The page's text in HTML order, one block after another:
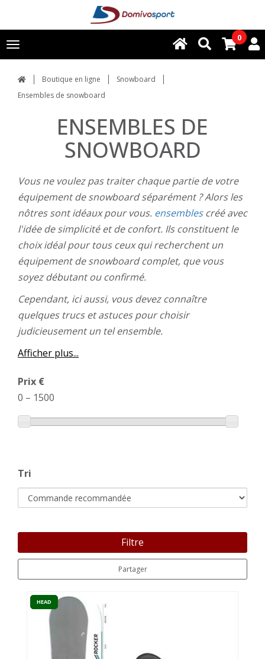
Toggle
navigation
0
Boutique en ligne
Snowboard
Ensembles de snowboard
ENSEMBLES DE
SNOWBOARD
Vous ne voulez pas traiter chaque partie de votre
équipement de snowboard séparément ? Alors les
nôtres sont idéaux pour vous. ensemblescréé avec
l'idée de simplicité et de confort. Ils constituent le
choix idéal pour tous ceux qui recherchent un
équipement de snowboard complet, que vous
soyez débutant ou confirmé.
Cependant, ici aussi, vous devez connaître
quelques trucs et astuces pour choisir
judicieusement un tel ensemble.
Afficher plus...
Prix €
0 – 1500
Tri
Filtre
Partager
HEAD